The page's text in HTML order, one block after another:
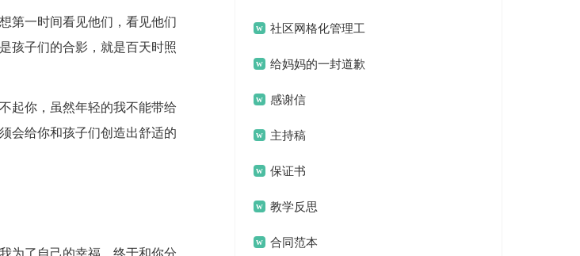
第一时间看见他们，看见他们
孩子们的合影，就是百天时照
起你，虽然年轻的我不能带给
会给你和孩子们创造出舒适的
为了自己的幸福，终于和你分
鉴定社区网格化管理工
作总结给妈妈的一封道歉
信 感谢信
主持稿
保证书
教学反思
合同范本